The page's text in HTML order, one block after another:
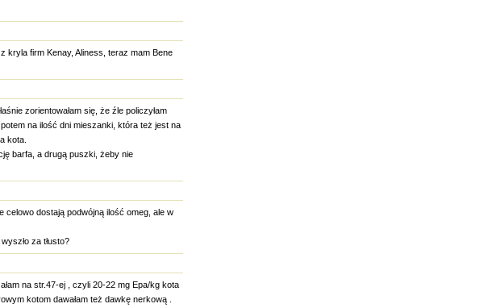
kryla firm Kenay, Aliness, teraz mam Bene
zorientowałam się, że źle policzyłam
na ilość dni mieszanki, która też jest na
kota.
barfa, a drugą puszki, żeby nie
celowo dostają podwójną ilość omeg, ale w
za tłusto?
na str.47-ej , czyli 20-22 mg Epa/kg kota
kotom dawałam też dawkę nerkową .